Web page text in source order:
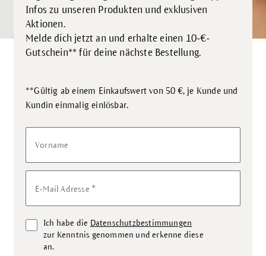
Infos zu unseren Produkten und exklusiven
Aktionen.
Melde dich jetzt an und erhalte einen 10-€-
Gutschein** für deine nächste Bestellung.
**Gültig ab einem Einkaufswert von 50 €, je Kunde und
Kundin einmalig einlösbar.
Vorname
E-Mail Adresse *
Ich habe die Datenschutzbestimmungen
zur Kenntnis genommen und erkenne diese
an.